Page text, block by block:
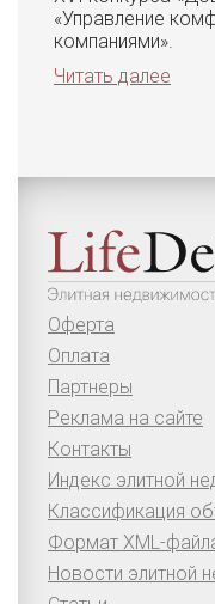
«Управление
компаниями».
Читать далее
Оферта
Оплата
Партнеры
Реклама на сайте
Контакты
Индекс элитной
Классификация
Формат XML-
Новости элитной